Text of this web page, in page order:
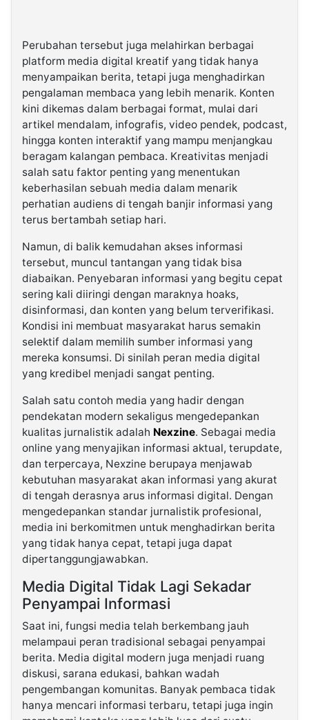
Perubahan tersebut juga melahirkan berbagai
platform media digital kreatif yang tidak hanya
menyampaikan berita, tetapi juga menghadirkan
pengalaman membaca yang lebih menarik. Konten
kini dikemas dalam berbagai format, mulai dari
artikel mendalam, infografis, video pendek, podcast,
hingga konten interaktif yang mampu menjangkau
beragam kalangan pembaca. Kreativitas menjadi
salah satu faktor penting yang menentukan
keberhasilan sebuah media dalam menarik
perhatian audiens di tengah banjir informasi yang
terus bertambah setiap hari.
Namun, di balik kemudahan akses informasi
tersebut, muncul tantangan yang tidak bisa
diabaikan. Penyebaran informasi yang begitu cepat
sering kali diiringi dengan maraknya hoaks,
disinformasi, dan konten yang belum terverifikasi.
Kondisi ini membuat masyarakat harus semakin
selektif dalam memilih sumber informasi yang
mereka konsumsi. Di sinilah peran media digital
yang kredibel menjadi sangat penting.
Salah satu contoh media yang hadir dengan
pendekatan modern sekaligus mengedepankan
kualitas jurnalistik adalah Nexzine. Sebagai media
online yang menyajikan informasi aktual, terupdate,
dan terpercaya, Nexzine berupaya menjawab
kebutuhan masyarakat akan informasi yang akurat
di tengah derasnya arus informasi digital. Dengan
mengedepankan standar jurnalistik profesional,
media ini berkomitmen untuk menghadirkan berita
yang tidak hanya cepat, tetapi juga dapat
dipertanggungjawabkan.
Media Digital Tidak Lagi Sekadar
Penyampai Informasi
Saat ini, fungsi media telah berkembang jauh
melampaui peran tradisional sebagai penyampai
berita. Media digital modern juga menjadi ruang
diskusi, sarana edukasi, bahkan wadah
pengembangan komunitas. Banyak pembaca tidak
hanya mencari informasi terbaru, tetapi juga ingin